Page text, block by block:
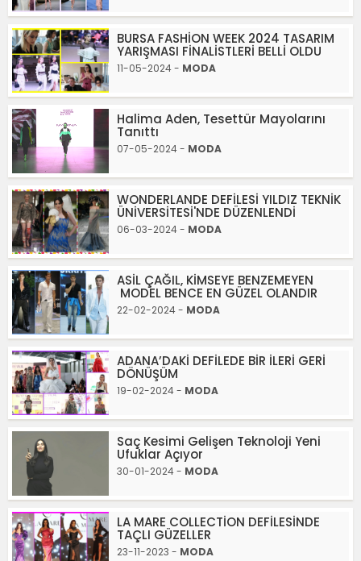
BURSA FASHİON WEEK 2024 TASARIM
YARIŞMASI FİNALİSTLERİ BELLİ OLDU
11-05-2024 - MODA
Halima Aden, Tesettür Mayolarını
Tanıttı
07-05-2024 - MODA
WONDERLANDE DEFİLESİ YILDIZ TEKNİK
ÜNİVERSİTESİ'NDE DÜZENLENDİ
06-03-2024 - MODA
ASİL ÇAĞIL, KİMSEYE BENZEMEYEN
MODEL BENCE EN GÜZEL OLANDIR
22-02-2024 - MODA
ADANA’DAKİ DEFİLEDE BİR İLERİ GERİ
DÖNÜŞÜM
19-02-2024 - MODA
Saç Kesimi Gelişen Teknoloji Yeni
Ufuklar Açıyor
30-01-2024 - MODA
LA MARE COLLECTİON DEFİLESİNDE
TAÇLI GÜZELLER
23-11-2023 - MODA